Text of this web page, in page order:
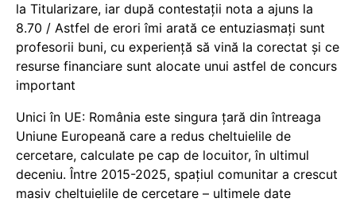
la Titularizare, iar după contestații nota a ajuns la
8.70 / Astfel de erori îmi arată ce entuziasmați sunt
profesorii buni, cu experiență să vină la corectat și ce
resurse financiare sunt alocate unui astfel de concurs
important
Unici în UE: România este singura țară din întreaga
Uniune Europeană care a redus cheltuielile de
cercetare, calculate pe cap de locuitor, în ultimul
deceniu. Între 2015-2025, spațiul comunitar a crescut
masiv cheltuielile de cercetare – ultimele date